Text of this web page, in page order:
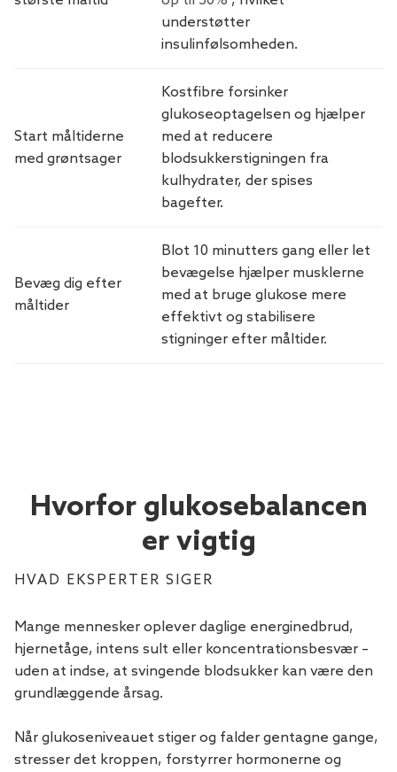
understøtter
insulinfølsomheden.
Start måltiderne
med grøntsager
Kostfibre forsinker
glukoseoptagelsen og hjælper
med at reducere
blodsukkerstigningen fra
kulhydrater, der spises
bagefter.
Bevæg dig efter
måltider
Blot 10 minutters gang eller let
bevægelse hjælper musklerne
med at bruge glukose mere
effektivt og stabilisere
stigninger efter måltider.
Hvorfor glukosebalancen
er vigtig
HVAD EKSPERTER SIGER
Mange mennesker oplever daglige energinedbrud,
hjernetåge, intens sult eller koncentrationsbesvær –
uden at indse, at svingende blodsukker kan være den
grundlæggende årsag.
Når glukoseniveauet stiger og falder gentagne gange,
stresser det kroppen, forstyrrer hormonerne og